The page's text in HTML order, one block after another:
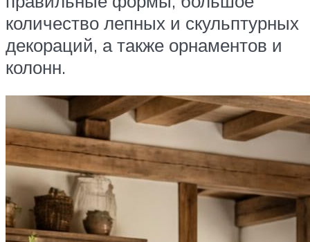
количество лепных и скульптурных
декораций, а также орнаментов и
колонн.